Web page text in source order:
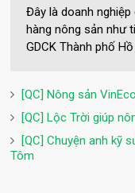
Đây là doanh
hàng nông sản như
GDCK Thành phố
[QC] Nông sản
[QC] Lộc Trời giúp
[QC] Chuyện anh kỹ
Tôm